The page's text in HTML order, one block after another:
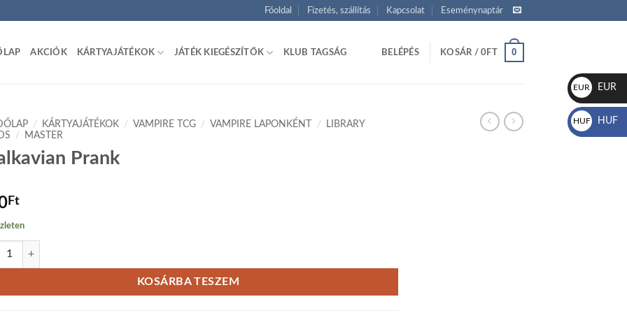
Főoldal Fizetés, szállítás Kapcsolat Eseménynaptár
AKCIÓK KÁRTYAJÁTÉKOK JÁTÉK KIEGÉSZÍTŐK KLUB TAGSÁG BELÉPÉS KOSÁR /0FT 0
/ KÁRTYAJÁTÉKOK / VAMPIRE TCG / VAMPIRE LAPONKÉNT /
LIBRARY
/ MASTER
Prank
Ft
Prank mennyiség
KOSÁRBA TESZEM
EUR
€
EUR
HUF
Ft
HUF